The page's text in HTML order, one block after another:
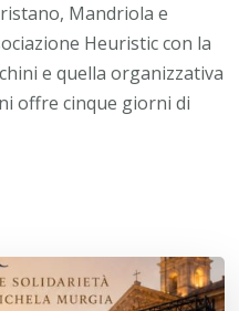
Mandriola e
Heuristic con la
e quella organizzativa
offre cinque giorni di